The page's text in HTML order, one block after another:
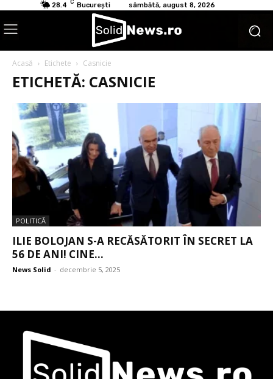
28.4 C București sâmbătă, august 8, 2026
Acasă Etichete Casnicie
ETICHETĂ: CASNICIE
POLITICĂ
ILIE BOLOJAN S-A RECĂSĂTORIT ÎN SECRET LA
56 DE ANI! CINE...
News Solid - decembrie 5, 2025